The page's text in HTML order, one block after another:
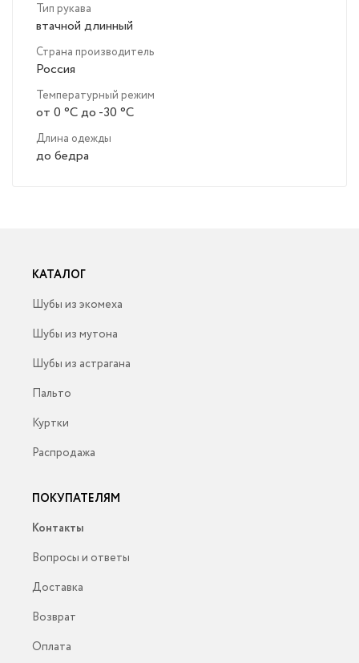
Тип рукава
втачной длинный
Страна производитель
Россия
Температурный режим
от 0 °C до -30 °C
Длина одежды
до бедра
КАТАЛОГ
Шубы из экомеха
Шубы из мутона
Шубы из астрагана
Пальто
Куртки
Распродажа
ПОКУПАТЕЛЯМ
Контакты
Вопросы и ответы
Доставка
Возврат
Оплата